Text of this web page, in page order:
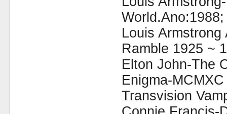
World.Ano:1988;
Louis
Ramble 1925 ~
Elton John-The
Enigma-
Transvision